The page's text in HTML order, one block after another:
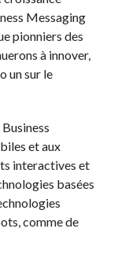
Messaging
pionniers des
à innover,
un sur le
et aux
interactives et
basées
comme de